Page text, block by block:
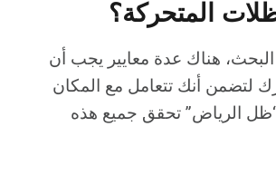
المتحركة؟
البحث، هناك عدة معايير يجب أن
لتضمن أنك تتعامل مع المكان
الرياض” تحقق جميع هذه